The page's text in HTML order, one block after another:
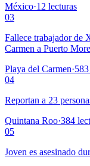
México·12 lecturas
03
Fallece trabajador de
Carmen a Puerto
Playa del Carmen·583
04
Reportan a 23
Quintana Roo·384
05
Joven es asesinado